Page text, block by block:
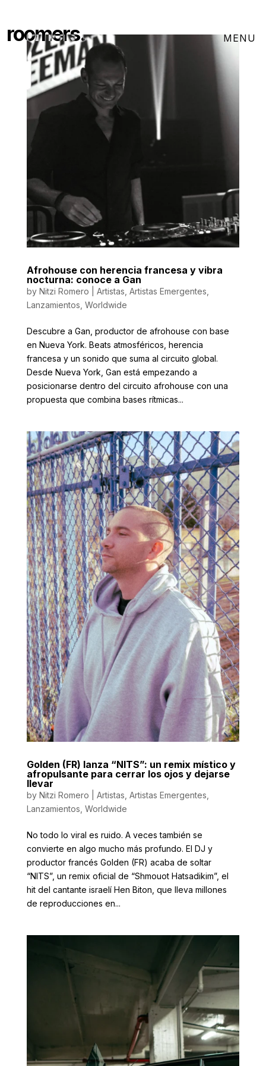
roomers.
Afrohouse con herencia francesa y vibra
nocturna: conoce a Gan
by Nitzi Romero Artistas Artistas Emergentes
Lanzamientos Worldwide
Descubre a Gan, productor de afrohouse con base
en Nueva York. Beats atmosféricos, herencia
francesa y un sonido que suma al circuito global.
Desde Nueva York, Gan está empezando a
posicionarse dentro del circuito afrohouse con una
propuesta que combina bases rítmicas...
Golden (FR) lanza “NITS”: un remix místico y
afropulsante para cerrar los ojos y dejarse
llevar
by Nitzi Romero Artistas Artistas Emergentes
Lanzamientos Worldwide
No todo lo viral es ruido. A veces también se
convierte en algo mucho más profundo. El DJ y
productor francés Golden (FR) acaba de soltar
“NITS”, un remix oficial de “Shmouot Hatsadikim”, el
hit del cantante israelí Hen Biton, que lleva millones
de reproducciones en...